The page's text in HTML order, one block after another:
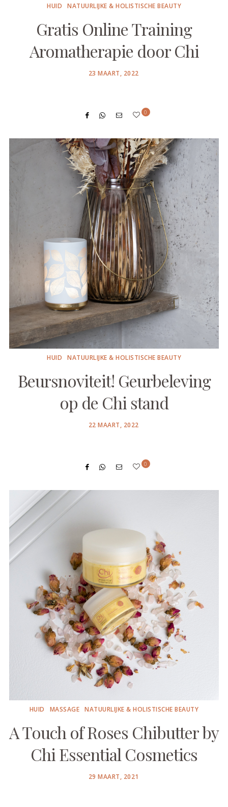
HUID NATUURLIJKE & HOLISTISCHE BEAUTY
Gratis Online Training
Aromatherapie door Chi
POSTED
23 MAART, 2022
0
HUID NATUURLIJKE & HOLISTISCHE BEAUTY
Beursnoviteit! Geurbeleving
op de Chi stand
POSTED
22 MAART, 2022
0
HUID MASSAGE NATUURLIJKE & HOLISTISCHE BEAUTY
A Touch of Roses Chibutter by
Chi Essential Cosmetics
POSTED
29 MAART, 2021